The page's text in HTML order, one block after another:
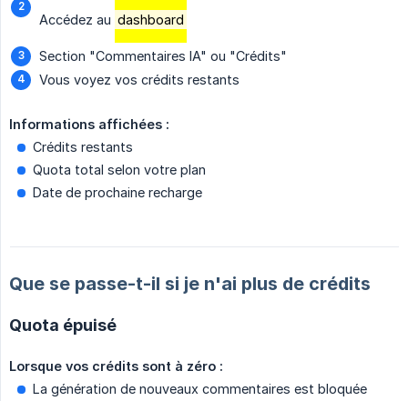
Accédez au dashboard
Section "Commentaires IA" ou "Crédits"
Vous voyez vos crédits restants
Informations affichées :
Crédits restants
Quota total selon votre plan
Date de prochaine recharge
Que se passe-t-il si je n'ai plus de crédits
Quota épuisé
Lorsque vos crédits sont à zéro :
La génération de nouveaux commentaires est bloquée